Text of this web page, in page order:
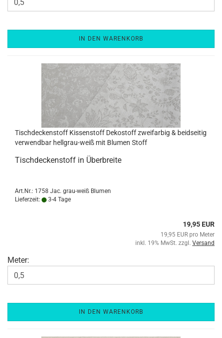
IN DEN WARENKORB
Tisch­de­cken­stoff Kis­sen­stoff De­ko­stoff zwei­far­big & beid­sei­tig
ver­wend­bar hellgrau-​​weiß mit Blu­men Stoff
Tisch­de­cken­stoff in Über­brei­te
Art.Nr.: 1758 Jac. grau-weiß Blumen
Lieferzeit:
3-4 Tage
19,95 EUR
19,95 EUR pro Meter
inkl. 19% MwSt. zzgl. Versand
Meter:
IN DEN WARENKORB